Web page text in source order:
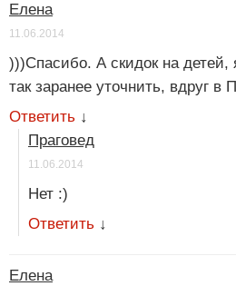
Елена
11.06.2014
)))Спасибо. А скидок на детей,
так заранее уточнить, вдруг в
Ответить ↓
Праговед
11.06.2014
Нет :)
Ответить ↓
Елена